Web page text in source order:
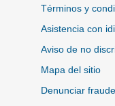
Términos y
Asistencia con
Aviso de no
Mapa del sitio
Denunciar